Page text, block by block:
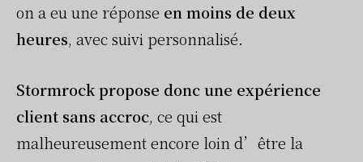
on a eu une réponse en moins de deux
heures, avec suivi personnalisé.
Stormrock propose donc une expérience
client sans accroc, ce qui est
malheureusement encore loin d’être la